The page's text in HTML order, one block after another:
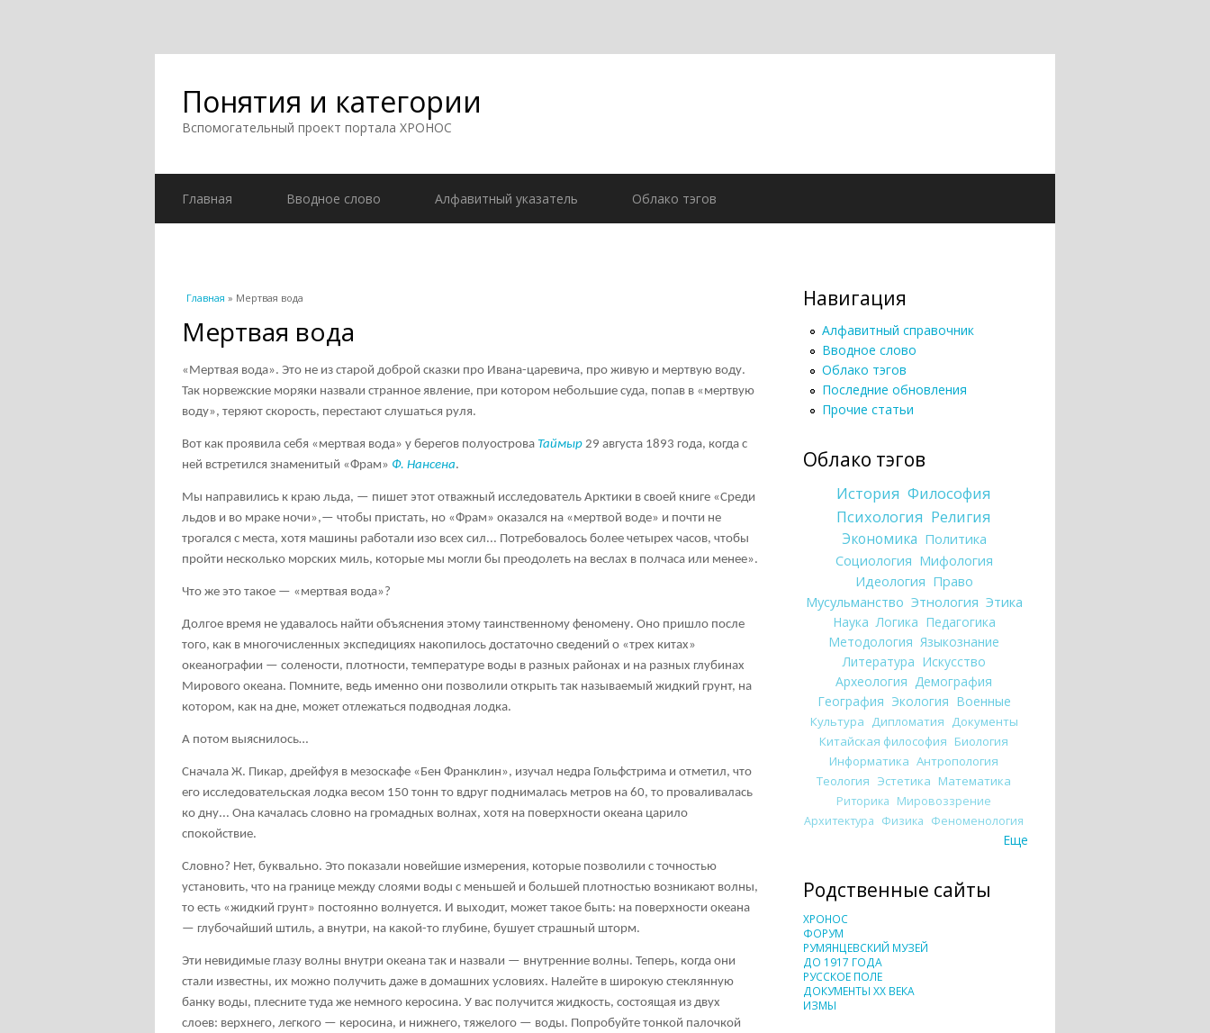
Понятия и категории
Вспомогательный проект портала ХРОНОС
Главная Вводное слово Алфавитный указатель Облако тэгов
Вы здесь
Главная » Мертвая вода
Мертвая вода
«Мертвая вода». Это не из старой доброй сказки про Ивана-царевича, про живую и мертвую воду.
Так норвежские моряки назвали странное явление, при котором небольшие суда, попав в «мертвую
воду», теряют скорость, перестают слушаться руля.
Вот как проявила себя «мертвая вода» у берегов полуострова Таймыр 29 августа 1893 года, когда с
ней встретился знаменитый «Фрам» Ф. Нансена.
Мы направились к краю льда, — пишет этот отважный исследователь Арктики в своей книге «Среди
льдов и во мраке ночи»,— чтобы пристать, но «Фрам» оказался на «мертвой воде» и почти не
трогался с места, хотя машины работали изо всех сил... Потребовалось более четырех часов, чтобы
пройти несколько морских миль, которые мы могли бы преодолеть на веслах в полчаса или менее».
Что же это такое — «мертвая вода»?
Долгое время не удавалось найти объяснения этому таинственному феномену. Оно пришло после
того, как в многочисленных экспедициях накопилось достаточно сведений о «трех китах»
океанографии — солености, плотности, температуре воды в разных районах и на разных глубинах
Мирового океана. Помните, ведь именно они позволили открыть так называемый жидкий грунт, на
котором, как на дне, может отлежаться подводная лодка.
А потом выяснилось…
Сначала Ж. Пикар, дрейфуя в мезоскафе «Бен Франклин», изучал недра Гольфстрима и отметил, что
его исследовательская лодка весом 150 тонн то вдруг поднималась метров на 60, то проваливалась
ко дну... Она качалась словно на громадных волнах, хотя на поверхности океана царило
спокойствие.
Словно? Нет, буквально. Это показали новейшие измерения, которые позволили с точностью
установить, что на границе между слоями воды с меньшей и большей плотностью возникают волны,
то есть «жидкий грунт» постоянно волнуется. И выходит, может такое быть: на поверхности океана
— глубочайший штиль, а внутри, на какой-то глубине, бушует страшный шторм.
Эти невидимые глазу волны внутри океана так и назвали — внутренние волны. Теперь, когда они
стали известны, их можно получить даже в домашних условиях. Налейте в широкую стеклянную
банку воды, плесните туда же немного керосина. У вас получится жидкость, состоящая из двух
слоев: верхнего, легкого — керосина, и нижнего, тяжелого — воды. Попробуйте тонкой палочкой
Навигация
Алфавитный справочник
Вводное слово
Облако тэгов
Последние обновления
Прочие статьи
Облако тэгов
История Философия
Психология Религия
Экономика Политика
Социология Мифология
Идеология Право
Мусульманство Этнология Этика
Наука Логика Педагогика
Методология Языкознание
Литература Искусство
Археология Демография
География Экология Военные
Культура Дипломатия Документы
Китайская философия Биология
Информатика Антропология
Теология Эстетика Математика
Риторика Мировоззрение
Архитектура Физика Феноменология
Еще
Родственные сайты
ХРОНОС
ФОРУМ
РУМЯНЦЕВСКИЙ МУЗЕЙ
ДО 1917 ГОДА
РУССКОЕ ПОЛЕ
ДОКУМЕНТЫ XX ВЕКА
ИЗМЫ